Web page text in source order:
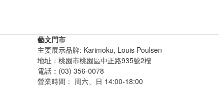
藝文門市
主要展示品牌: Karimoku, Louis Poulsen
地址：桃園市桃園區中正路935號2樓
電話：(03) 356-0078
營業時間： 周六、日 14:00-18:00